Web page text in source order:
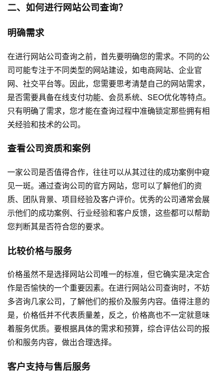
二、如何进行网站公司查询？
明确需求
在进行网站公司查询之前，首先要明确您的需求。不同的公
司可能专注于不同类型的网站建设，如电商网站、企业官
网、社交平台等。因此，您需要思考清楚自己的网站需求，
是否需要具备在线支付功能、会员系统、SEO优化等特点。
只有明确了需求，您才能在查询过程中准确锁定那些拥有相
关经验和技术的公司。
查看公司资质和案例
一家公司是否值得合作，往往可以从其过往的成功案例中窥
见一斑。通过查询公司的官方网站，您可以了解他们的资
质、团队背景、项目经验及客户评价。优秀的公司通常会展
示他们的成功案例、行业经验和客户反馈，这些都可以帮助
您判断其是否符合您的要求。
比较价格与服务
价格虽然不是选择网站公司唯一的标准，但它确实是决定合
作是否愉快的一个重要因素。在进行网站公司查询时，不妨
多咨询几家公司，了解他们的报价及服务内容。值得注意的
是，价格低并不代表质量差，反之，价格高也不一定就意味
着服务优质。要根据具体的需求和预算，综合评估公司的报
价和服务内容，做出合理选择。
客户支持与售后服务